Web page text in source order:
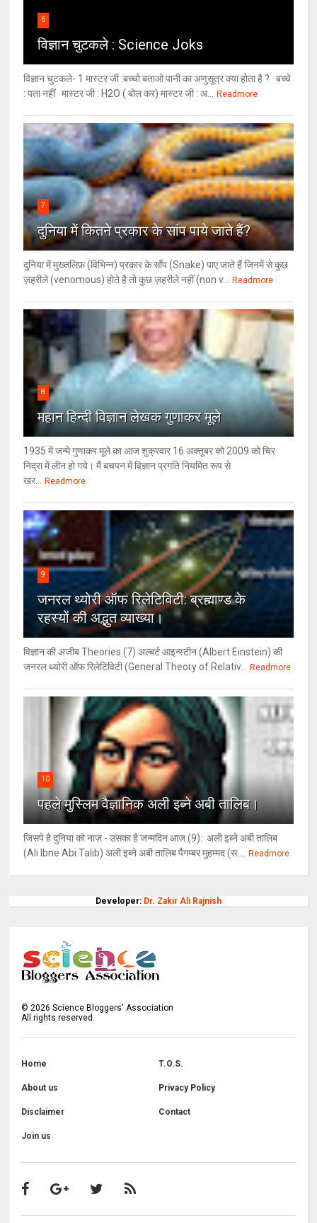
6
विज्ञान चुटकले : Science Joks
विज्ञान चुटकले- 1 मास्टर जी :बच्चो बताओ पानी का अणुसूत्र क्या होता है ? बच्चे
: पता नहीं मास्टर जी : H2O ( बोल कर) मास्टर जी : अ...
Readmore
7
दुनिया में कितने प्रकार के सांप पाये जाते हैं?
दुनिया में मुख्तलिफ़ (विभिन्न) प्रकार के साँप (Snake) पाए जाते हैं जिनमें से कुछ
ज़हरीले (venomous) होते है तो कुछ ज़हरीले नहीं (non v...
Readmore
8
महान हिन्दी विज्ञान लेखक गुणाकर मूले
1935 में जन्मे गुणाकर मूले का आज शुक्रवार 16 अक्तूबर को 2009 को चिर
निद्रा में लीन हो गये। मैं बचपन में विज्ञान प्रगति नियमित रूप से
खर...
Readmore
9
जनरल थ्‍योरी ऑफ रिलेटिविटी: ब्रह्माण्‍ड के
रहस्‍यों की अद्भुत व्‍याख्‍या।
विज्ञान की अजीब Theories (7) अल्‍बर्ट आइन्स्टीन (Albert Einstein) की
जनरल थ्योरी ऑफ रिलेटिविटी (General Theory of Relativ...
Readmore
10
पहले मुस्लिम वैज्ञानिक अली इब्ने अबी तालिब।
जिसपे है दुनिया को नाज़ - उसका है जन्मदिन आज (9): अली इब्ने अबी तालिब
(Ali Ibne Abi Talib) अली इब्ने अबी तालिब पैगम्बर मुहम्मद (स....
Readmore
Developer: Dr. Zakir Ali Rajnish
©2026 Science Bloggers' Association
All rights reserved.
Home T.O.S.
About us Privacy Policy
Disclaimer Contact
Join us